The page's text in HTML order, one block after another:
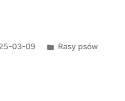
03-09
Opublikowano
Rasy psów